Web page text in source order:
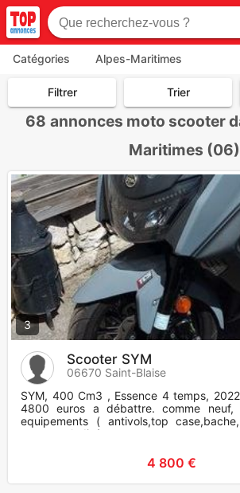
Catégories Alpes-Maritimes
Filtrer Trier
68 annonces moto scooter
Maritimes (06)
3
Scooter SYM
06670 Saint-Blaise
SYM, 400 Cm3 , Essence 4 temps,
4800 euros a débattre. comme
equipements ( antivols,top
cause maladie/ opera
4 800 €